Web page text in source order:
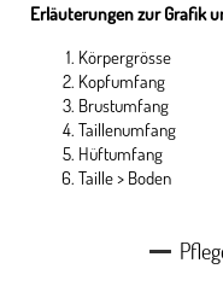
Erläuterungen zur Grafik
Körpergrösse
Kopfumfang
Brustumfang
Taillenumfang
Hüftumfang
Taille > Boden